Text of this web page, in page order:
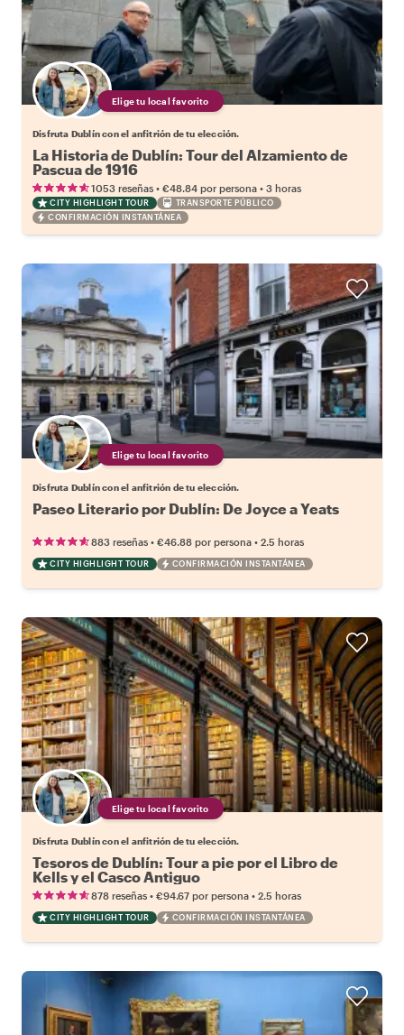
Elige tu local favorito
Disfruta Dublín con el anfitrión de tu elección.
La Historia de Dublín: Tour del Alzamiento de
Pascua de 1916
1053 reseñas • €48.84 por persona • 3 horas
CITY HIGHLIGHT TOUR
TRANSPORTE PÚBLICO
CONFIRMACIÓN INSTANTÁNEA
Elige tu local favorito
Disfruta Dublín con el anfitrión de tu elección.
Paseo Literario por Dublín: De Joyce a Yeats
883 reseñas • €46.88 por persona • 2.5 horas
CITY HIGHLIGHT TOUR CONFIRMACIÓN INSTANTÁNEA
Elige tu local favorito
Disfruta Dublín con el anfitrión de tu elección.
Tesoros de Dublín: Tour a pie por el Libro de
Kells y el Casco Antiguo
878 reseñas • €94.67 por persona • 2.5 horas
CITY HIGHLIGHT TOUR CONFIRMACIÓN INSTANTÁNEA